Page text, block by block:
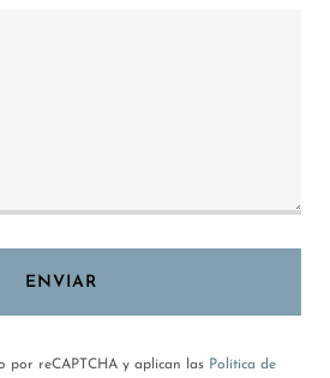
ENVIAR
por reCAPTCHA y aplican las Política de